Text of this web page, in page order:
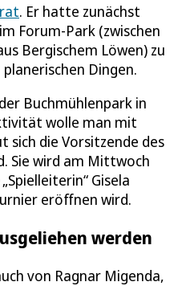
. Er hatte zunächst
Forum-Park (zwischen
Bergischem Löwen) zu
Dingen.
Buchmühlenpark in
wolle man mit
sich die Vorsitzende des
Sie wird am Mittwoch
Gisela
eröffnen wird.
werden
von Ragnar Migenda,